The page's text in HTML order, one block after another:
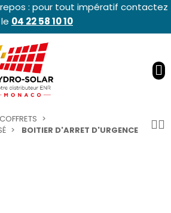
: pour tout impératif contactez
le 04 22 58 10 10
COFFRETS
BOITIER D'ARRET D'URGENCE